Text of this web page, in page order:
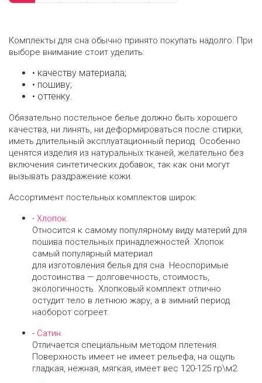
Комплекты для сна обычно принято покупать надолго. При
выборе внимание стоит уделить:
• качеству материала;
• пошиву;
• оттенку.
Обязательно постельное белье должно быть хорошего
качества, ни линять, ни деформироваться после стирки,
иметь длительный эксплуатационный период. Особенно
ценятся изделия из натуральных тканей, желательно без
включения синтетических добавок, так как они могут
вызывать раздражение кожи.
Ассортимент постельных комплектов широк:
- Хлопок.
Относится к самому популярному виду материй для
пошива постельных принадлежностей. Хлопок
самый популярный материал
для изготовления белья для сна. Неоспоримые
достоинства — долговечность, стоимость,
экологичность. Хлопковый комплект отлично
остудит тело в летнюю жару, а в зимний период
наоборот согреет.
- Сатин.
Отличается специальным методом плетения.
Поверхность имеет не имеет рельефа, на ощупь
гладкая, нежная, мягкая, имеет вес 120-125 гр\м2.